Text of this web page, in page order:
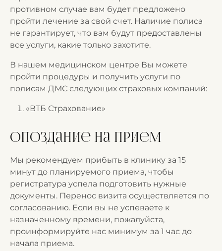
противном случае вам будет предложено
пройти лечение за свой счет. Наличие полиса
не гарантирует, что вам будут предоставлены
все услуги, какие только захотите.
В нашем медицинском центре Вы можете
пройти процедуры и получить услуги по
полисам ДМС следующих страховых компаний:
«ВТБ Страхование»
Опоздание на прием
Мы рекомендуем прибыть в клинику за 15
минут до планируемого приема, чтобы
регистратура успела подготовить нужные
документы. Перенос визита осуществляется по
согласованию. Если вы не успеваете к
назначенному времени, пожалуйста,
проинформируйте нас минимум за 1 час до
начала приема.